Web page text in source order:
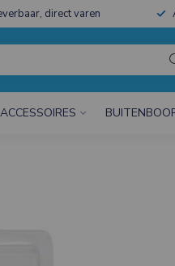
direct varen